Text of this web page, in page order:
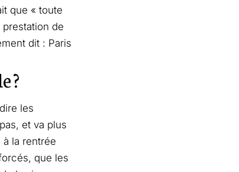
que « toute
prestation de
dit : Paris
?
les
et va plus
la rentrée
que les